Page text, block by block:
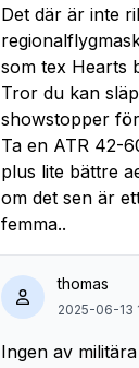
Det där är inte
som tex Hearts
Tror du kan
showstopper
Ta en ATR 42-
plus lite bättre
om det sen är
femma..
thomas
2025-06-13
Ingen av